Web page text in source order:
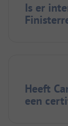
Is er
Heeft
een